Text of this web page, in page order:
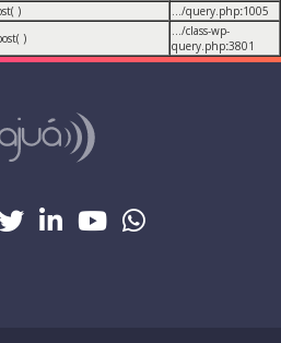
) .../query.php:1005
)
.../class-wp-
query.php:3801